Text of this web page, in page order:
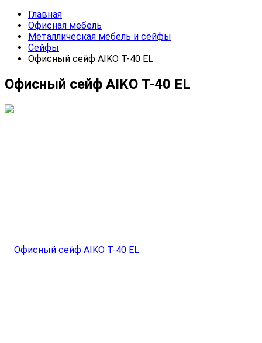
Главная
Офисная мебель
Металлическая мебель и сейфы
Сейфы
Офисный сейф AIKO Т-40 EL
Офисный сейф AIKO Т-40 EL